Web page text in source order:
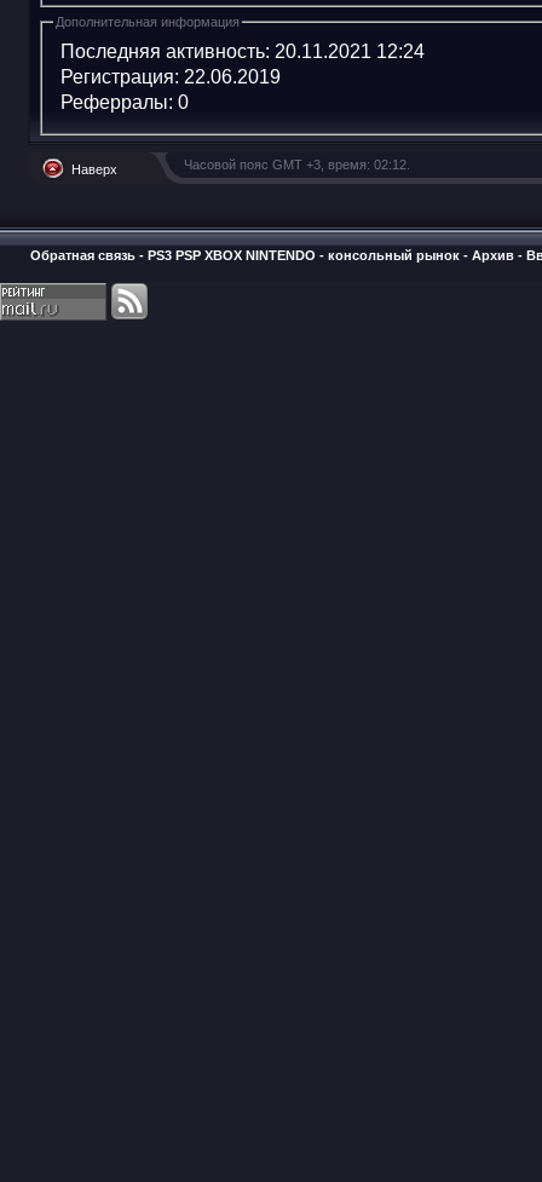
Дополнительная информация
Последняя активность: 20.11.2021 12:24
Регистрация: 22.06.2019
Реферралы: 0
Наверх Часовой пояс GMT +3, время: 02:12
Обратная связь - PS3 PSP XBOX NINTENDO - консольный рынок - Архив -